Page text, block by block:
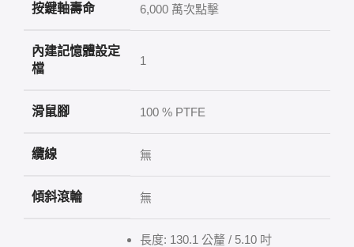
按鍵軸壽命 6,000 萬次點擊
內建記憶體設定
檔
1
滑鼠腳 100 % PTFE
纜線 無
傾斜滾輪 無
長度: 130.1 公釐 / 5.10 吋